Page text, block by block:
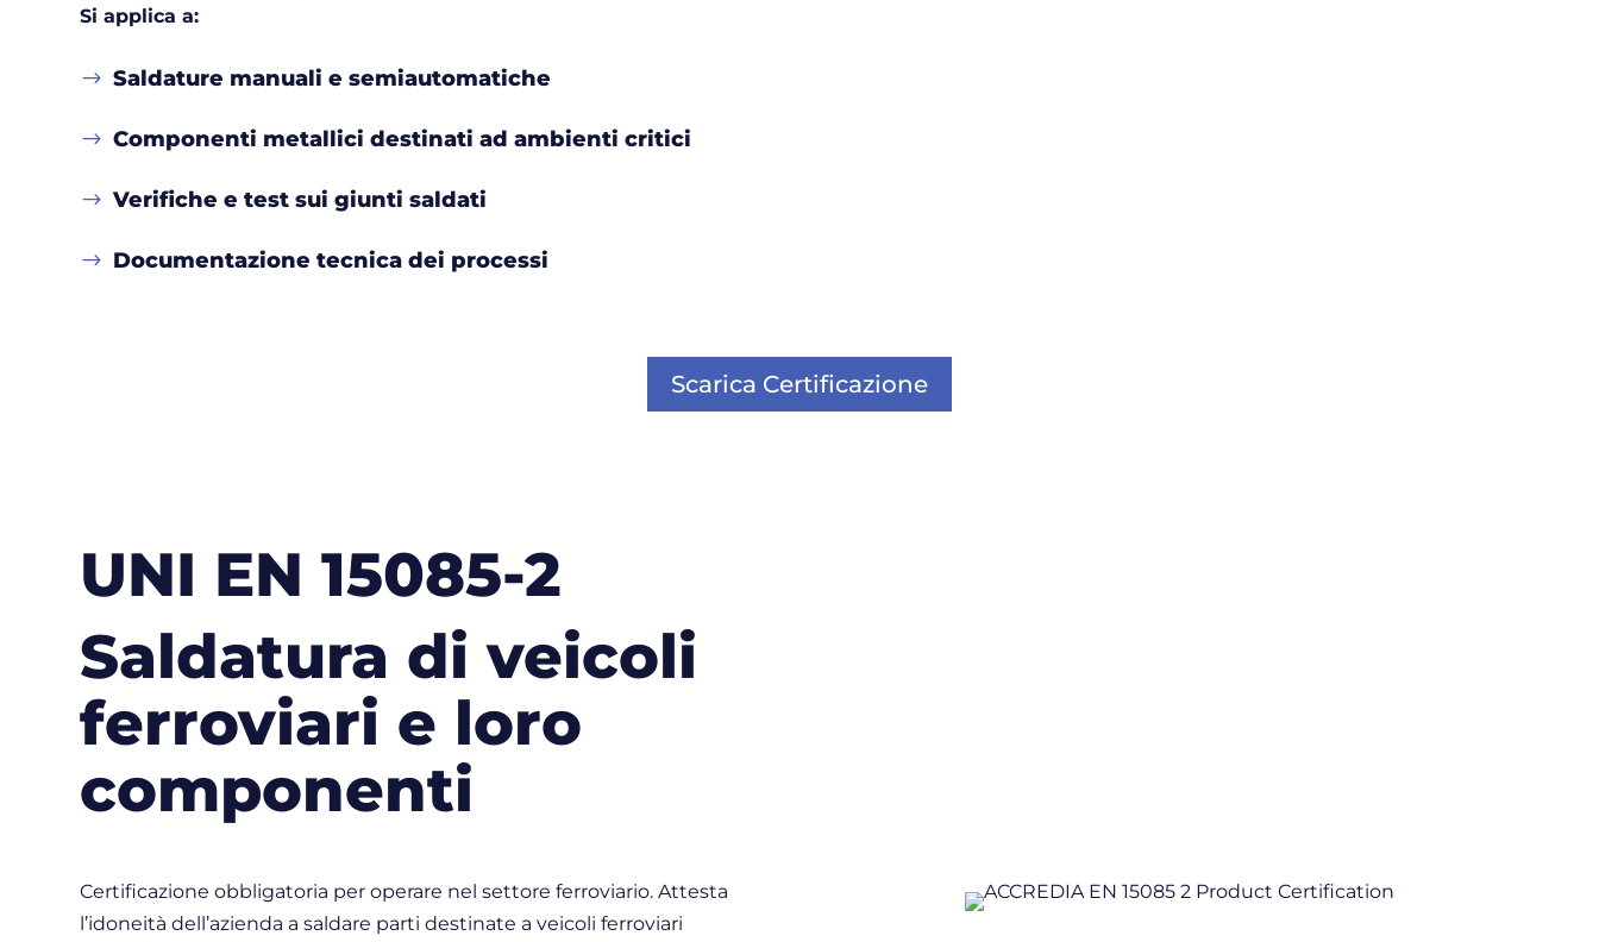
Si applica a:
$ Saldature manuali e semiautomatiche
$ Componenti metallici destinati ad ambienti critici
$ Verifiche e test sui giunti saldati
$ Documentazione tecnica dei processi
Scarica Certificazione
UNI EN 15085-2
Saldatura di veicoli
ferroviari e loro
componenti
Certificazione obbligatoria per operare nel settore ferroviario. Attesta
l’idoneità dell’azienda a saldare parti destinate a veicoli ferroviari